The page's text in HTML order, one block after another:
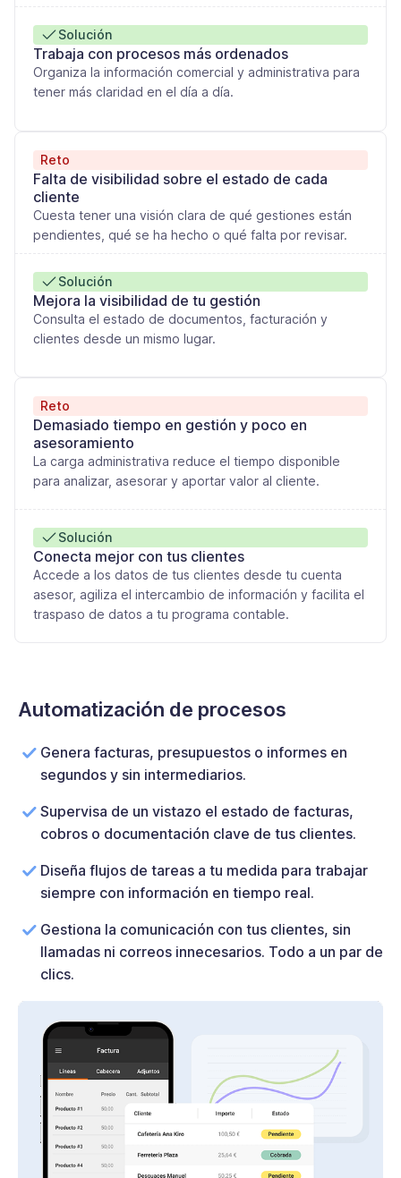
Solución
Trabaja con procesos más ordenados
Organiza la información comercial y administrativa para
tener más claridad en el día a día.
Reto
Falta de visibilidad sobre el estado de cada
cliente
Cuesta tener una visión clara de qué gestiones están
pendientes, qué se ha hecho o qué falta por revisar.
Solución
Mejora la visibilidad de tu gestión
Consulta el estado de documentos, facturación y
clientes desde un mismo lugar.
Reto
Demasiado tiempo en gestión y poco en
asesoramiento
La carga administrativa reduce el tiempo disponible
para analizar, asesorar y aportar valor al cliente.
Solución
Conecta mejor con tus clientes
Accede a los datos de tus clientes desde tu cuenta
asesor, agiliza el intercambio de información y facilita el
traspaso de datos a tu programa contable.
Automatización de procesos
Genera facturas, presupuestos o informes en
segundos y sin intermediarios.
Supervisa de un vistazo el estado de facturas,
cobros o documentación clave de tus clientes.
Diseña flujos de tareas a tu medida para trabajar
siempre con información en tiempo real.
Gestiona la comunicación con tus clientes, sin
llamadas ni correos innecesarios. Todo a un par de
clics.